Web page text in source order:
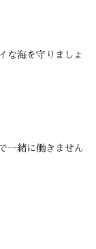
な海を守りましょ
一緒に働きません